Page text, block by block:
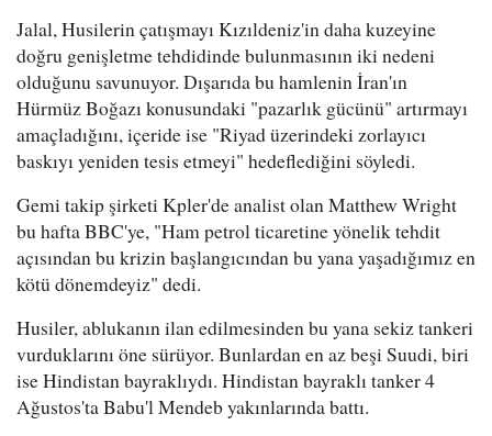
Jalal, Husilerin çatışmayı Kızıldeniz'in daha kuzeyine
doğru genişletme tehdidinde bulunmasının iki nedeni
olduğunu savunuyor. Dışarıda bu hamlenin İran'ın
Hürmüz Boğazı konusundaki "pazarlık gücünü" artırmayı
amaçladığını, içeride ise "Riyad üzerindeki zorlayıcı
baskıyı yeniden tesis etmeyi" hedeflediğini söyledi.
Gemi takip şirketi Kpler'de analist olan Matthew Wright
bu hafta BBC'ye, "Ham petrol ticaretine yönelik tehdit
açısından bu krizin başlangıcından bu yana yaşadığımız en
kötü dönemdeyiz" dedi.
Husiler, ablukanın ilan edilmesinden bu yana sekiz tankeri
vurduklarını öne sürüyor. Bunlardan en az beşi Suudi, biri
ise Hindistan bayraklıydı. Hindistan bayraklı tanker 4
Ağustos'ta Babu'l Mendeb yakınlarında battı.